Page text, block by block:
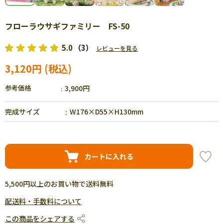
フローラウサギファミリー FS-50
5.0 （3） レビューを見る
3,120円
参考価格 3,900円
完成サイズ W176×D55×H130mm
カートに入れる
5,500円以上のお買い物で送料無料
配送料・手数料について
この商品をシェアする